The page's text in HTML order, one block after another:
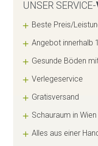
UNSER SERVICE-
Beste Preis/
Angebot innerhalb
Gesunde Böden
Verlegeservice
Gratisversand
Schauraum in Wien
Alles aus einer